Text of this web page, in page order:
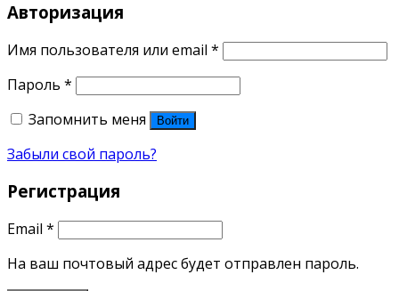
Авторизация
Имя пользователя или email *
Пароль *
Запомнить меня
Войти
Забыли свой пароль?
Регистрация
Email *
На ваш почтовый адрес будет отправлен пароль.